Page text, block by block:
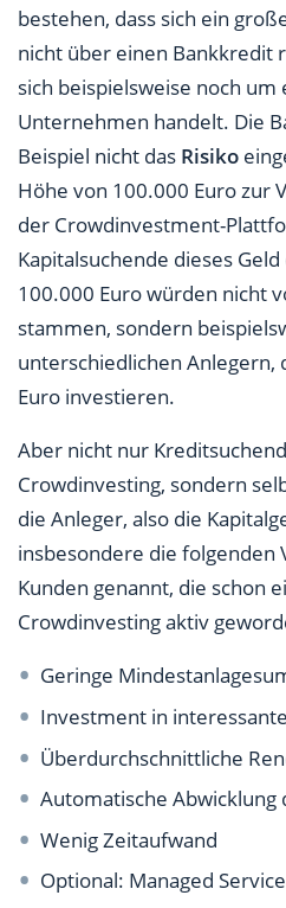
bestehen, dass sich ein
nicht über einen Bankkredit
sich beispielsweise noch um
Unternehmen handelt. Die
Beispiel nicht das Risiko
Höhe von 100.000 Euro zur
der Crowdinvestment-
Kapitalsuchende dieses
100.000 Euro würden nicht
stammen, sondern
unterschiedlichen Anlegern,
Euro investieren.
Aber nicht nur
Crowdinvesting, sondern
die Anleger, also die
insbesondere die folgenden
Kunden genannt, die schon
Crowdinvesting aktiv
Geringe
Investment in
Überdurchschnittliche
Automatische
Wenig Zeitaufwand
Optional: Managed Service